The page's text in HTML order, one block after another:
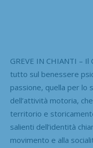
GREVE IN CHIANTI –
tutto sul benessere
passione, quella per lo
dell’attività motoria,
territorio e
salienti dell’identità
movimento e alla